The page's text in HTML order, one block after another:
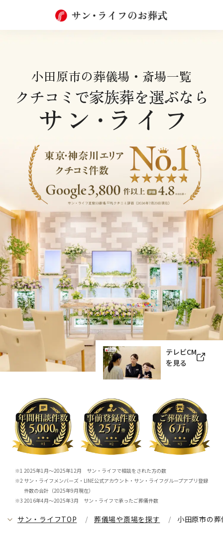
小田原市の葬儀場・斎場一覧
クチコミで家族葬を選ぶなら
サン ・ ライフ
2025年1月～2025年12月 サン・ライフで相談をされた方の数
サン・ライフメンバーズ・LINE公式アカウント・サン・ライフグループアプリ登録
件数の合計（2025年9月現在）
2016年4月～2025年3月 サン・ライフで承ったご葬儀件数
テレビCM
を見る
サン・ライフTOP 葬儀場や斎場を探す 小田原市の